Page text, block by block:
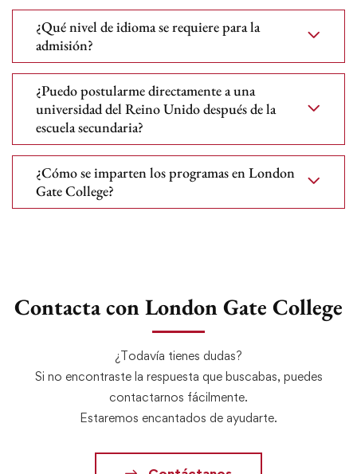
¿Qué nivel de idioma se requiere para la
admisión?
¿Puedo postularme directamente a una
universidad del Reino Unido después de la
escuela secundaria?
¿Cómo se imparten los programas en London
Gate College?
Contacta con London Gate College
¿Todavía tienes dudas?
Si no encontraste la respuesta que buscabas, puedes
contactarnos fácilmente.
Estaremos encantados de ayudarte.